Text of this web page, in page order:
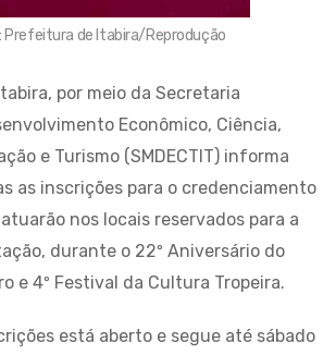
Prefeitura de Itabira/Reprodução
por meio da Secretaria
Econômico, Ciência,
e Turismo (SMDECTIT) informa
as inscrições para o credenciamento
nos locais reservados para a
durante o 22º Aniversário do
e 4º Festival da Cultura Tropeira.
está aberto e segue até sábado